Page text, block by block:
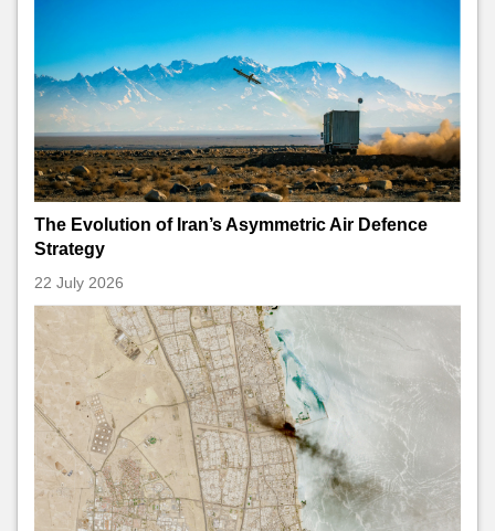
The Evolution of Iran’s Asymmetric Air Defence
Strategy
22 July 2026